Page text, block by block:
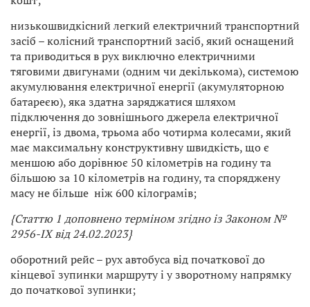
низькошвидкісний легкий електричний транспортний
засіб – колісний транспортний засіб, який оснащений
та приводиться в рух виключно електричними
тяговими двигунами (одним чи декількома), системою
акумулювання електричної енергії (акумуляторною
батареєю), яка здатна заряджатися шляхом
підключення до зовнішнього джерела електричної
енергії, із двома, трьома або чотирма колесами, який
має максимальну конструктивну швидкість, що є
меншою або дорівнює 50 кілометрів на годину та
більшою за 10 кілометрів на годину, та споряджену
масу не більше ніж 600 кілограмів;
{Статтю 1 доповнено терміном згідно із Законом№
2956-IX від 24.02.2023}
оборотний рейс – рух автобуса від початкової до
кінцевої зупинки маршруту і у зворотному напрямку
до початкової зупинки;